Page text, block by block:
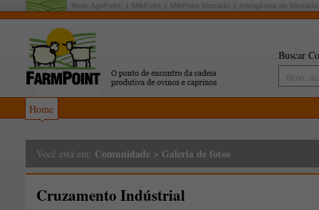
Rede AgriPoint: MilkPoint MilkPoint Mercado Inteligência de Mercado
Buscar
Home
Você está em: Comunidade > Galeria de fotos
Cruzamento Indústrial